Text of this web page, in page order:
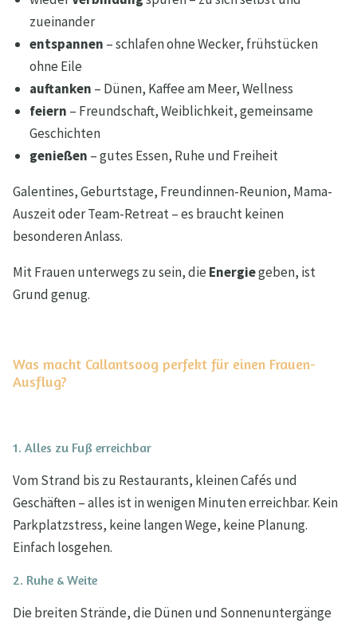
zueinander
entspannen – schlafen ohne Wecker, frühstücken
ohne Eile
auftanken – Dünen, Kaffee am Meer, Wellness
feiern – Freundschaft, Weiblichkeit, gemeinsame
Geschichten
genießen – gutes Essen, Ruhe und Freiheit
Galentines, Geburtstage, Freundinnen-Reunion, Mama-
Auszeit oder Team-Retreat – es braucht keinen
besonderen Anlass.
Mit Frauen unterwegs zu sein, die Energiegeben, ist
Grund genug.
Was macht Callantsoog perfekt für einen Frauen-
Ausflug?
1. Alles zu Fuß erreichbar
Vom Strand bis zu Restaurants, kleinen Cafés und
Geschäften – alles ist in wenigen Minuten erreichbar. Kein
Parkplatzstress, keine langen Wege, keine Planung.
Einfach losgehen.
2. Ruhe & Weite
Die breiten Strände, die Dünen und Sonnenuntergänge